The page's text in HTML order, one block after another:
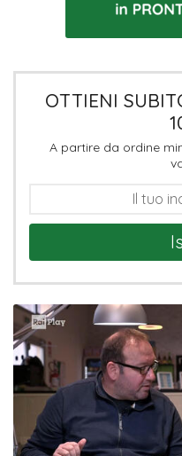
OTTIENI
A partire da ordine